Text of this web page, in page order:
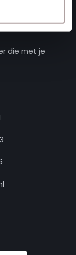
die met je